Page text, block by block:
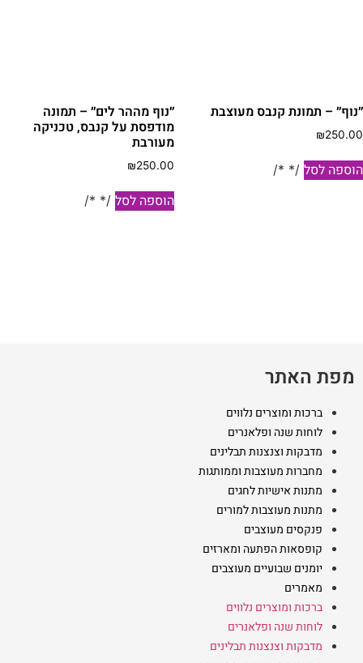
המוצר
המוצר
״נוף״ – תמונת קנבס מעוצבת
₪250.00
הוספה לסל /* */
״נוף מההר לים״ – תמונה
מודפסת על קנבס, טכניקה
מעורבת
₪250.00
הוספה לסל /* */
מפת האתר
ברכות ומוצרים נלווים
לוחות שנה ופלאנרים
מדבקות וצנצנות תבלינים
מחברות מעוצבות וממותגות
מתנות אישיות לחגים
מתנות מעוצבות למורים
פנקסים מעוצבים
קופסאות הפתעה ומארזים
יומנים שבועיים מעוצבים
מאמרים
ברכות ומוצרים נלווים
לוחות שנה ופלאנרים
מדבקות וצנצנות תבלינים